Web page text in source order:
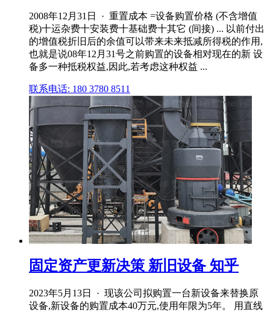
2008年12月31日 · 重置成本 =设备购置价格 (不含增值
税)十运杂费十安装费十基础费十其它 (间接) ... 以前付出
的增值税折旧后的余值可以带来未来抵减所得税的作用,
也就是说08年12月31号之前购置的设备相对现在的新 设
备多一种抵税权益,因此,若考虑这种权益 ...
联系电话: 180 3780 8511
固定资产更新决策 新旧设备 知乎
2023年5月13日 · 现该公司拟购置一台新设备来替换原
设备,新设备的购置成本40万元,使用年限为5年。 用直线